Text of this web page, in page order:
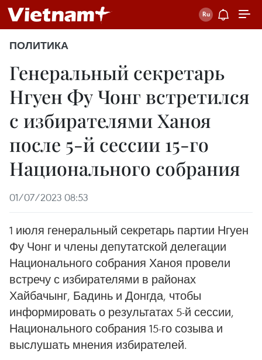
ПОЛИТИКА
Генеральный секретарь
Нгуен Фу Чонг встретился
с избирателями Ханоя
после 5-й сессии 15-го
Национального собрания
01/07/2023 08:53
1 июля генеральный секретарь партии Нгуен
Фу Чонг и члены депутатской делегации
Национального собрания Ханоя провели
встречу с избирателями в районах
Хайбачынг, Бадинь и Донгда, чтобы
информировать о результатах 5-й сессии,
Национального собрания 15-го созыва и
выслушать мнения избирателей.